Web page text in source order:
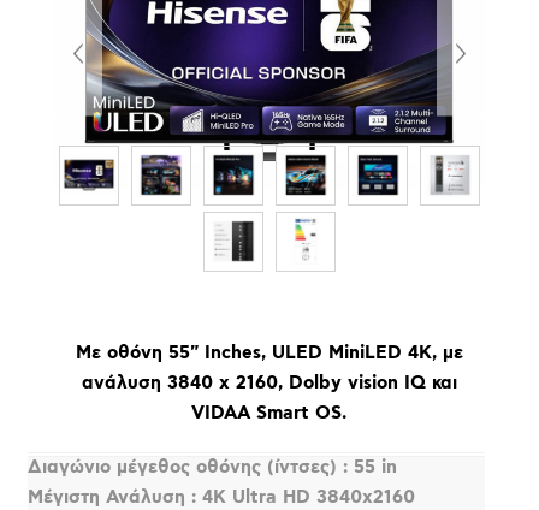
Με οθόνη 55" Inches, ULED MiniLED 4K, με
ανάλυση 3840 x 2160, Dolby vision IQ και
VIDAA Smart OS.
Διαγώνιο μέγεθος οθόνης (ίντσες) : 55 in
Μέγιστη Ανάλυση : 4K Ultra HD 3840x2160